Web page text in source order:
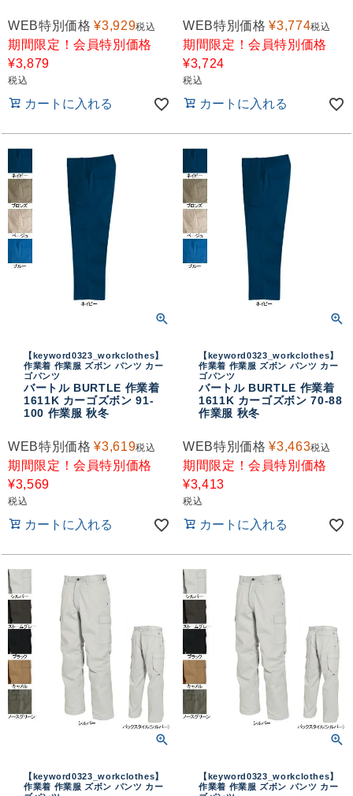
WEB特別価格 ¥3,929税込
期間限定！会員特別価格
¥3,879
税込
カートに入れる
WEB特別価格 ¥3,774税込
期間限定！会員特別価格
¥3,724
税込
カートに入れる
【keyword0323_workclothes】
作業着 作業服 ズボン パンツ カー
ゴパンツ
バートル BURTLE 作業着
1611K カーゴズボン 91-
100 作業服 秋冬
WEB特別価格 ¥3,619税込
期間限定！会員特別価格
¥3,569
税込
カートに入れる
【keyword0323_workclothes】
作業着 作業服 ズボン パンツ カー
ゴパンツ
バートル BURTLE 作業着
1611K カーゴズボン 70-88
作業服 秋冬
WEB特別価格 ¥3,463税込
期間限定！会員特別価格
¥3,413
税込
カートに入れる
【keyword0323_workclothes】
作業着 作業服 ズボン パンツ カー
【keyword0323_workclothes】
作業着 作業服 ズボン パンツ カー